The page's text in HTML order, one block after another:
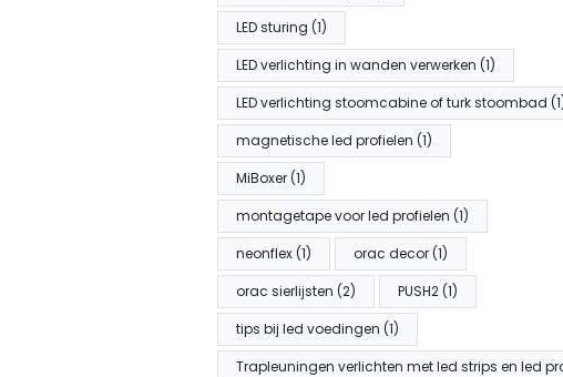
LED sturing (1)
LED verlichting in wanden verwerken (1)
LED verlichting stoomcabine of turk stoombad
magnetische led profielen (1)
MiBoxer (1)
montagetape voor led profielen (1)
neonflex (1)
orac decor (1)
orac sierlijsten (2)
PUSH2 (1)
tips bij led voedingen (1)
Trapleuningen verlichten met led strips en led